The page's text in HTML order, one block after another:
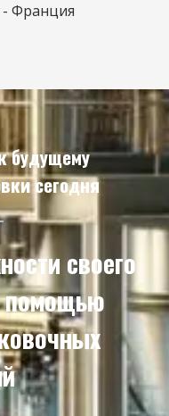
Франция
будущему
сегодня
своего
помощью